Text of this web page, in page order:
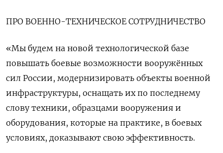
ПРО ВОЕННО-ТЕХНИЧЕСКОЕ СОТРУДНИЧЕСТВО
«Мы будем на новой технологической базе
повышать боевые возможности вооружённых
сил России, модернизировать объекты военной
инфраструктуры, оснащать их по последнему
слову техники, образцами вооружения и
оборудования, которые на практике, в боевых
условиях, доказывают свою эффективность.